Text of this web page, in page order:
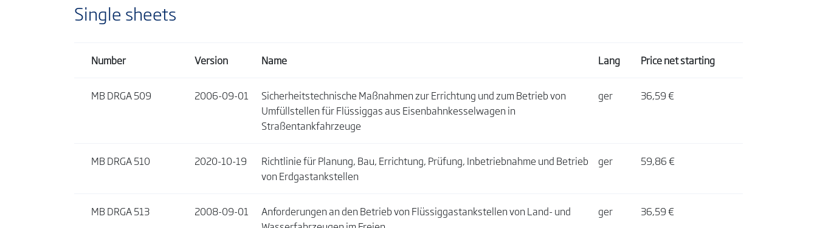
Single sheets
Number Version Name Lang Price net starting
MB DRGA 509 2006-09-01
Sicherheitstechnische Maßnahmen zur Errichtung und zum Betrieb von
Umfüllstellen für Flüssiggas aus Eisenbahnkesselwagen in
Straßentankfahrzeuge
ger 36,59 €
MB DRGA 510 2020-10-19
Richtlinie für Planung, Bau, Errichtung, Prüfung, Inbetriebnahme und Betrieb
von Erdgastankstellen
ger 59,86 €
MB DRGA 513 2008-09-01
Anforderungen an den Betrieb von Flüssiggastankstellen von Land- und
ger 36,59 €